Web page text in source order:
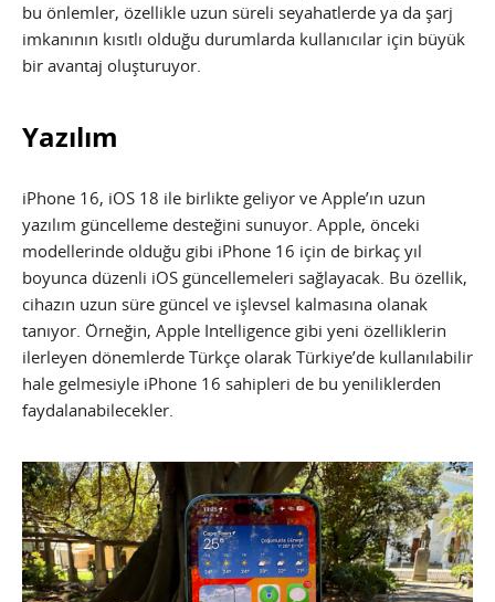
bu önlemler, özellikle uzun süreli seyahatlerde ya da şarj
imkanının kısıtlı olduğu durumlarda kullanıcılar için büyük
bir avantaj oluşturuyor.
Yazılım
iPhone 16, iOS 18 ile birlikte geliyor ve Apple’ın uzun
yazılım güncelleme desteğini sunuyor. Apple, önceki
modellerinde olduğu gibi iPhone 16 için de birkaç yıl
boyunca düzenli iOS güncellemeleri sağlayacak. Bu özellik,
cihazın uzun süre güncel ve işlevsel kalmasına olanak
tanıyor. Örneğin, Apple Intelligence gibi yeni özelliklerin
ilerleyen dönemlerde Türkçe olarak Türkiye’de kullanılabilir
hale gelmesiyle iPhone 16 sahipleri de bu yeniliklerden
faydalanabilecekler.